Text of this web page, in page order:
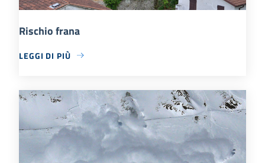
Rischio frana
LEGGI DI PIÙ